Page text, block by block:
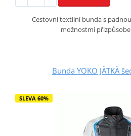
Cestovní textilní bunda s
možnostmi
Bunda YOKO JÄTKÄ
SLEVA 60%